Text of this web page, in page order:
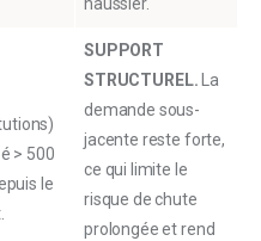
haussier.
> 500
le
SUPPORT
STRUCTUREL. La
demande sous-
jacente reste forte,
ce qui limite le
risque de chute
prolongée et rend